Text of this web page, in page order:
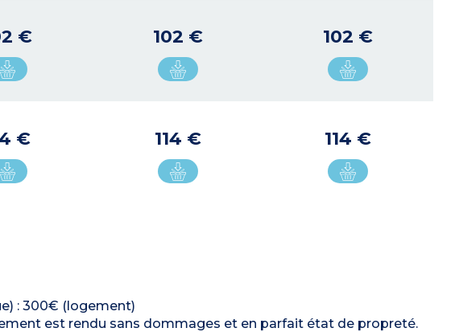
€ 102 € 102 €
€ 114 € 114 €
: 300€ (logement)
est rendu sans dommages et en parfait état de propreté.